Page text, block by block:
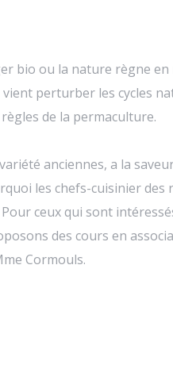
bio ou la nature règne en
perturber les cycles
de la permaculture.
anciennes, a la
les chefs-cuisinier des
ceux qui sont
des cours en
Cormouls.